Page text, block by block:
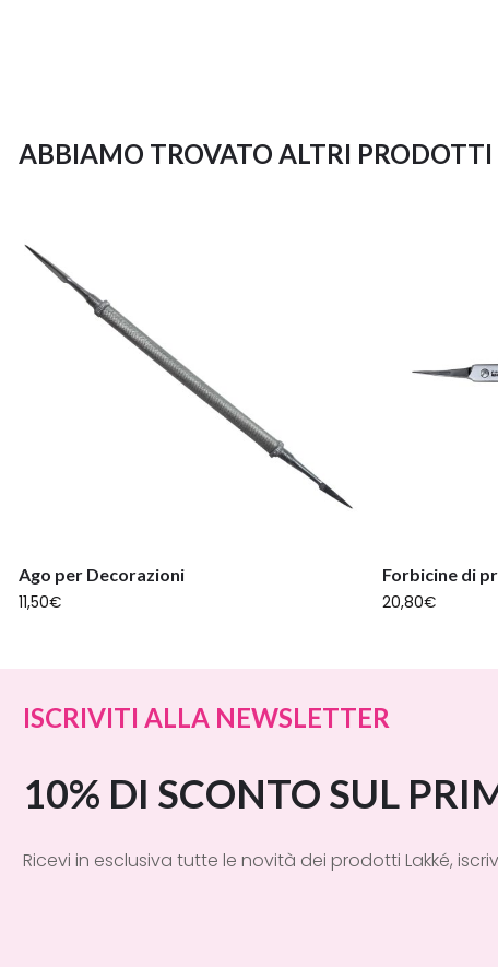
ABBIAMO TROVATO ALTRI PRODOTTI
Ago per Decorazioni
11,50€
Forbicine di
20,80€
ISCRIVITI ALLA NEWSLETTER
10% DI SCONTO SUL
Ricevi in esclusiva tutte le novità dei prodotti Lakké,